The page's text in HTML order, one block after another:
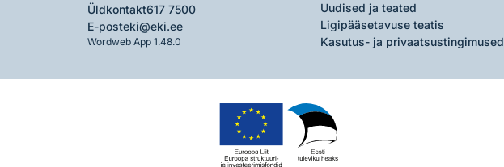
Üldkontakt617 7500
E-posteki@eki.ee
Wordweb App 1.48.0
Uudised ja teated
Ligipääsetavuse teatis
Kasutus- ja privaatsustingimused